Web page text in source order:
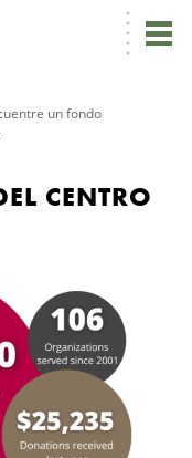
un fondo
CENTRO